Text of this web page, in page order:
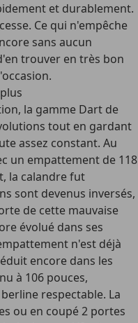
et durablement.
Ce qui n'empêche
sans aucun
trouver en très bon
la gamme Dart de
tout en gardant
assez constant. Au
un empattement de 118
la calandre fut
sont devenus inversés,
de cette mauvaise
évolué dans ses
n'est déjà
encore dans les
à 106 pouces,
respectable. La
ou en coupé 2 portes